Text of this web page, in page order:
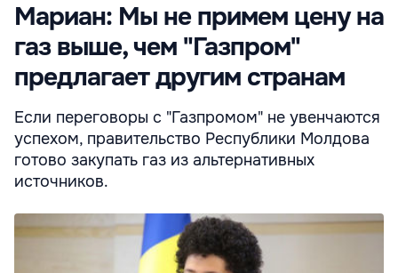
Мариан: Мы не примем цену на
газ выше, чем "Газпром"
предлагает другим странам
Если переговоры с "Газпромом" не увенчаются
успехом, правительство Республики Молдова
готово закупать газ из альтернативных
источников.